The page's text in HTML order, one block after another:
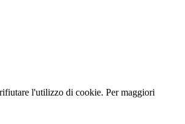
l'utilizzo di cookie. Per maggiori